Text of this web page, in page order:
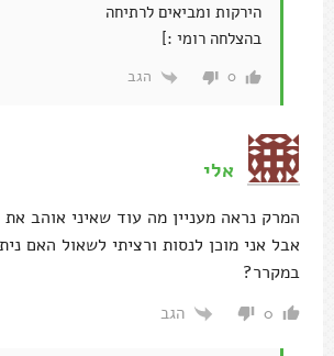
הירקות ומביאים לרתיחה
בהצלחה רומי :]
0 הגב
אלי
המרק נראה מעניין מה עוד שאיני אוהב
אבל אני מוכן לנסות ורציתי לשאול האם
במקרר?
0 הגב